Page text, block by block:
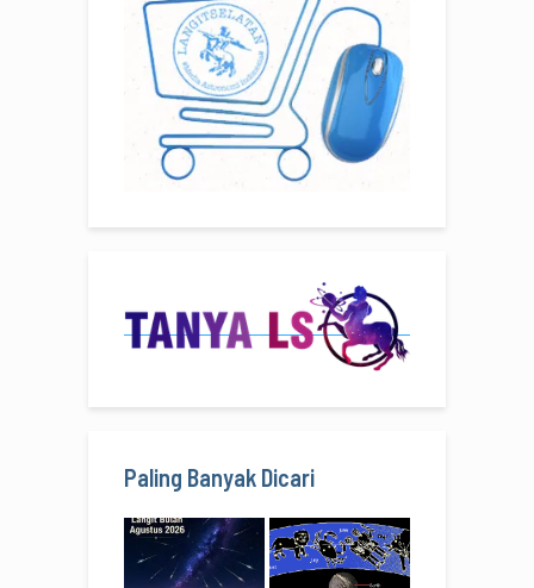
Paling Banyak Dicari